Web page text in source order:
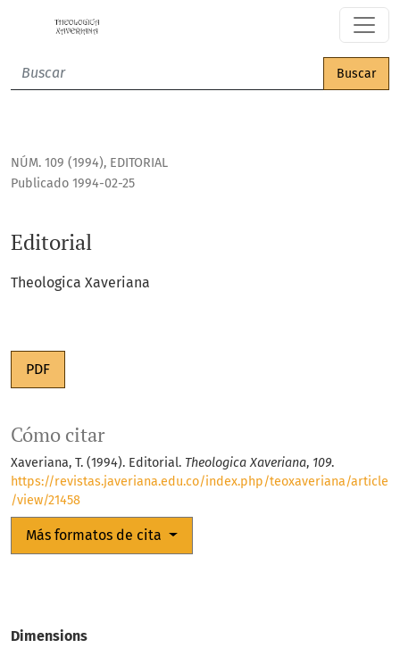
Buscar
NÚM. 109 (1994), EDITORIAL
Editorial
Publicado 1994-02-25
Theologica Xaveriana
PDF
Cómo citar
Xaveriana, T. (1994). Editorial. Theologica Xaveriana, 109.
https://revistas.javeriana.edu.co/index.php/teoxaveriana/article
/view/21458
Más formatos de cita
Dimensions